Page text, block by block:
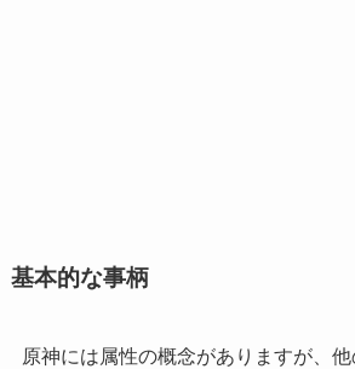
基本的な事柄
原神には属性の概念がありますが、